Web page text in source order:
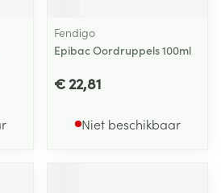
Fendigo
Epibac Oordruppels 100ml
€ 22,81
Niet beschikbaar